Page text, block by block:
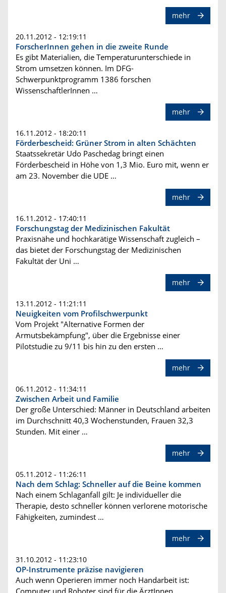
mehr
20.11.2012 - 12:19:11
ForscherInnen gehen in die zweite Runde
Es gibt Materialien, die Temperaturunterschiede in
Strom umsetzen können. Im DFG-
Schwerpunktprogramm 1386 forschen
WissenschaftlerInnen …
mehr
16.11.2012 - 18:20:11
Förderbescheid: Grüner Strom in alten Schächten
Staatssekretär Udo Paschedag bringt einen
Förderbescheid in Höhe von 1,3 Mio. Euro mit, wenn er
am 23. November die UDE …
mehr
16.11.2012 - 17:40:11
Forschungstag der Medizinischen Fakultät
Praxisnähe und hochkarätige Wissenschaft zugleich –
das bietet der Forschungstag der Medizinischen
Fakultät der Uni …
mehr
13.11.2012 - 11:21:11
Neuigkeiten vom Profilschwerpunkt
Vom Projekt "Alternative Formen der
Armutsbekämpfung", über die Ergebnisse einer
Pilotstudie zu 9/11 bis hin zu den ersten …
mehr
06.11.2012 - 11:34:11
Zwischen Arbeit und Familie
Der große Unterschied: Männer in Deutschland arbeiten
im Durchschnitt 40,3 Wochenstunden, Frauen 32,3
Stunden. Mit einer …
mehr
05.11.2012 - 11:26:11
Nach dem Schlag: Schneller auf die Beine kommen
Nach einem Schlaganfall gilt: Je individueller die
Therapie, desto schneller können verlorene motorische
Fähigkeiten, zumindest …
mehr
31.10.2012 - 11:23:10
OP-Instrumente präzise navigieren
Auch wenn Operieren immer noch Handarbeit ist: